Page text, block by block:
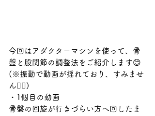
今回はアダクターマシンを使って、骨
盤と股関節の調整法をご紹介します😊
(※振動で動画が揺れており、すみませ
ん🙇‍♂️)
・1個目の動画
骨盤の回旋が行きづらい方へ回したま